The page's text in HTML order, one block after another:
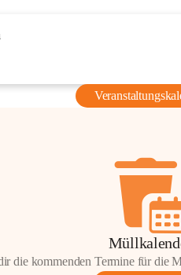
die kommenden Termine für die